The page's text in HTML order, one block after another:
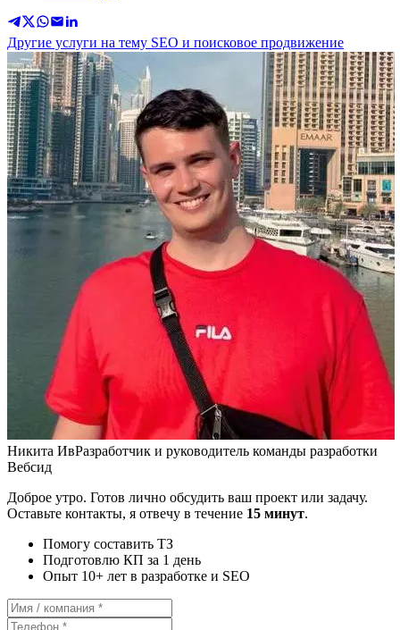
Другие услуги на тему SEO и поисковое продвижение
Никита ИвРазработчик и руководитель команды разработки
Вебсид
Доброе утро. Готов лично обсудить ваш проект или задачу.
Оставьте контакты, я отвечу в течение 15 минут.
Помогу составить ТЗ
Подготовлю КП за 1 день
Опыт 10+ лет в разработке и SEO